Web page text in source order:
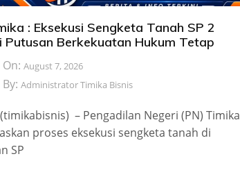
: Eksekusi Sengketa Tanah SP 2
Putusan Berkekuatan Hukum Tetap
August 7, 2026
Administrator Timika Bisnis
– Pengadilan Negeri (PN) Timika
proses eksekusi sengketa tanah di
SP